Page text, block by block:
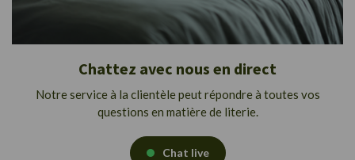
Chattez avec nous en direct
Notre service à la clientèle peut répondre à toutes vos
questions en matière de literie.
Chat live